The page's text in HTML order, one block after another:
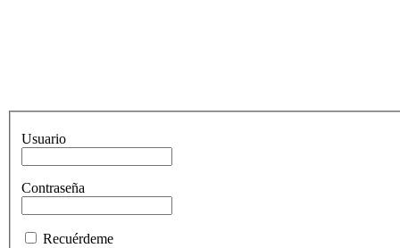
Usuario
Contraseña
Recuérdeme